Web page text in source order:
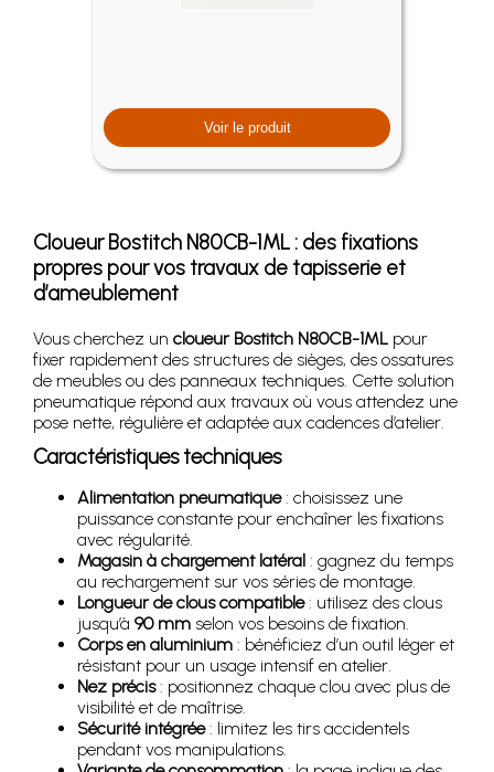
Voir le produit
Cloueur Bostitch N80CB-1ML : des fixations
propres pour vos travaux de tapisserie et
d’ameublement
Vous cherchez un cloueur Bostitch N80CB-1ML pour
fixer rapidement des structures de sièges, des ossatures
de meubles ou des panneaux techniques. Cette solution
pneumatique répond aux travaux où vous attendez une
pose nette, régulière et adaptée aux cadences d’atelier.
Caractéristiques techniques
Alimentation pneumatique: choisissez une
puissance constante pour enchaîner les fixations
avec régularité.
Magasin à chargement latéral : gagnez du temps
au rechargement sur vos séries de montage.
Longueur de clous compatible: utilisez des clous
jusqu’à 90 mm selon vos besoins de fixation.
Corps en aluminium : bénéficiez d’un outil léger et
résistant pour un usage intensif en atelier.
Nez précis: positionnez chaque clou avec plus de
visibilité et de maîtrise.
Sécurité intégrée: limitez les tirs accidentels
pendant vos manipulations.